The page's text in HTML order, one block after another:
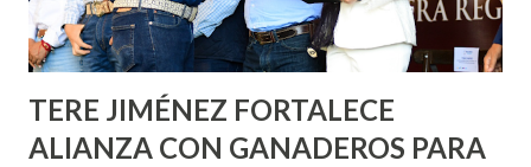
los edificios FOVISSSTE Ojo de Agua, en la comunidad
Norias de Paso Hondo y en los edificios de...
TERE JIMÉNEZ FORTALECE
ALIANZA CON GANADEROS PARA